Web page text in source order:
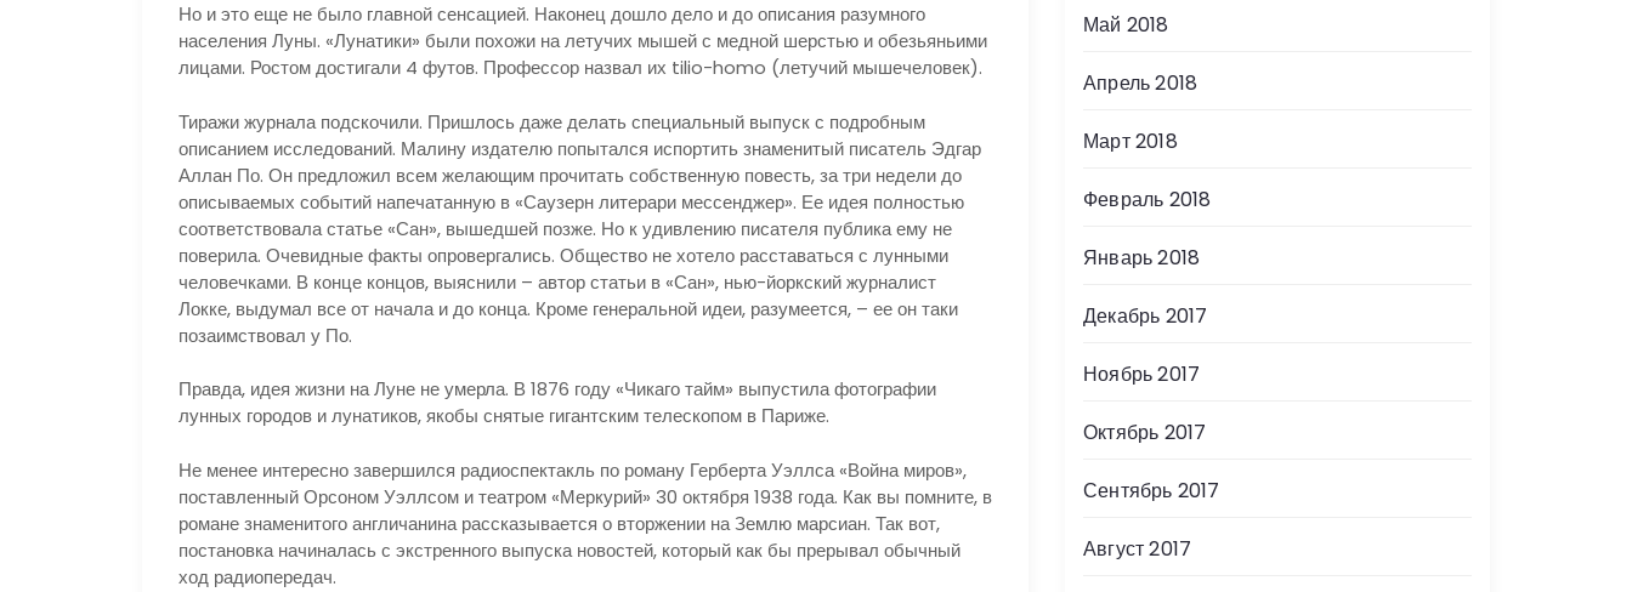
Но и это еще не было главной сенсацией. Наконец дошло дело и до описания разумного
населения Луны. «Лунатики» были похожи на летучих мышей с медной шерстью и обезьяньими
лицами. Ростом достигали 4 футов. Профессор назвал их tilio-homo (летучий мышечеловек).
Тиражи журнала подскочили. Пришлось даже делать специальный выпуск с подробным
описанием исследований. Малину издателю попытался испортить знаменитый писатель Эдгар
Аллан По. Он предложил всем желающим прочитать собственную повесть, за три недели до
описываемых событий напечатанную в «Саузерн литерари мессенджер». Ее идея полностью
соответствовала статье «Сан», вышедшей позже. Но к удивлению писателя публика ему не
поверила. Очевидные факты опровергались. Общество не хотело расставаться с лунными
человечками. В конце концов, выяснили – автор статьи в «Сан», нью-йоркский журналист
Локке, выдумал все от начала и до конца. Кроме генеральной идеи, разумеется, – ее он таки
позаимствовал у По.
Правда, идея жизни на Луне не умерла. В 1876 году «Чикаго тайм» выпустила фотографии
лунных городов и лунатиков, якобы снятые гигантским телескопом в Париже.
Не менее интересно завершился радиоспектакль по роману Герберта Уэллса «Война миров»,
поставленный Орсоном Уэллсом и театром «Меркурий» 30 октября 1938 года. Как вы помните, в
романе знаменитого англичанина рассказывается о вторжении на Землю марсиан. Так вот,
постановка начиналась с экстренного выпуска новостей, который как бы прерывал обычный
ход радиопередач.
Май 2018
Апрель 2018
Март 2018
Февраль 2018
Январь 2018
Декабрь 2017
Ноябрь 2017
Октябрь 2017
Сентябрь 2017
Август 2017